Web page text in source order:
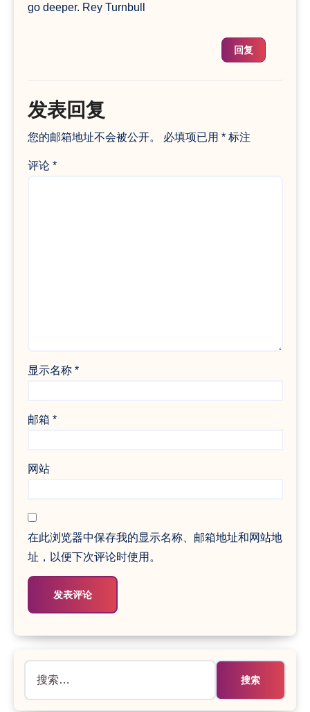
go deeper. Rey Turnbull
回复
发表回复
您的邮箱地址不会被公开。 必填项已用 *标注
评论 *
显示名称 *
邮箱 *
网站
在此浏览器中保存我的显示名称、邮箱地址和网站地
址，以便下次评论时使用。
索：